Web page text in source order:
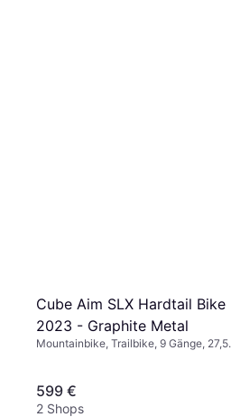
Cube Aim SLX Hardtail Bike
2023 - Graphite Metal
Mountainbike, Trailbike, 9 Gänge,
599 €
2 Shops